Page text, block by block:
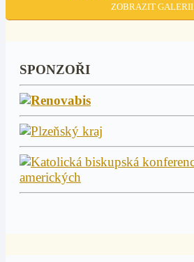
ZOBRAZIT GALERII
SPONZOŘI